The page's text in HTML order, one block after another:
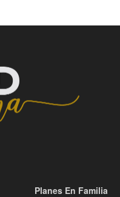
Planes En Familia